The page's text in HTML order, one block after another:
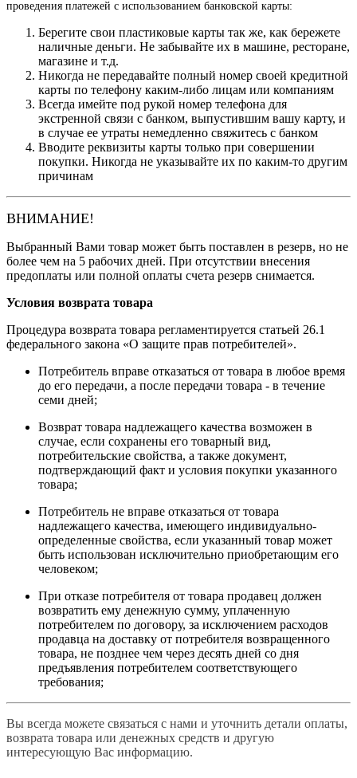
проведения платежей с использованием банковской карты:
Берегите свои пластиковые карты так же, как бережете
наличные деньги. Не забывайте их в машине, ресторане,
магазине и т.д.
Никогда не передавайте полный номер своей кредитной
карты по телефону каким-либо лицам или компаниям
Всегда имейте под рукой номер телефона для
экстренной связи с банком, выпустившим вашу карту, и
в случае ее утраты немедленно свяжитесь с банком
Вводите реквизиты карты только при совершении
покупки. Никогда не указывайте их по каким-то другим
причинам
ВНИМАНИЕ!
Выбранный Вами товар может быть поставлен в резерв, но не
более чем на 5 рабочих дней. При отсутствии внесения
предоплаты или полной оплаты счета резерв снимается.
Условия возврата товара
Процедура возврата товара регламентируется статьей 26.1
федерального закона «О защите прав потребителей».
Потребитель вправе отказаться от товара в любое время
до его передачи, а после передачи товара - в течение
семи дней;
Возврат товара надлежащего качества возможен в
случае, если сохранены его товарный вид,
потребительские свойства, а также документ,
подтверждающий факт и условия покупки указанного
товара;
Потребитель не вправе отказаться от товара
надлежащего качества, имеющего индивидуально-
определенные свойства, если указанный товар может
быть использован исключительно приобретающим его
человеком;
При отказе потребителя от товара продавец должен
возвратить ему денежную сумму, уплаченную
потребителем по договору, за исключением расходов
продавца на доставку от потребителя возвращенного
товара, не позднее чем через десять дней со дня
предъявления потребителем соответствующего
требования;
Вы всегда можете связаться с нами и уточнить детали оплаты,
возврата товара или денежных средств и другую
интересующую Вас информацию.